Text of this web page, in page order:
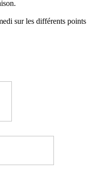
sur les différents points